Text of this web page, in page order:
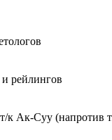
и рейлингов
к Ак-Суу (напротив